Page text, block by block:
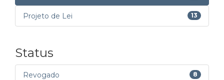
Projeto de Lei 13
Status
Revogado 8